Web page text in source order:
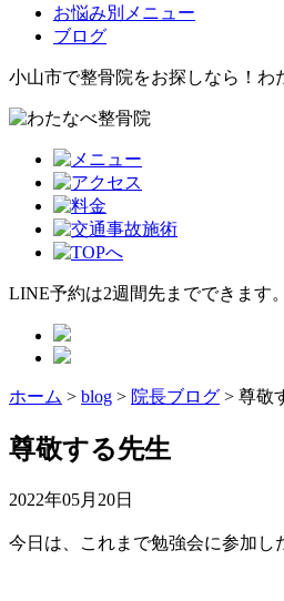
お悩み別メニュー
ブログ
小山市で整骨院をお探しなら！わ
LINE予約は2週間先までできます。
ホーム > blog > 院長ブログ > 尊敬
尊敬する先生
2022年05月20日
今日は、これまで勉強会に参加し